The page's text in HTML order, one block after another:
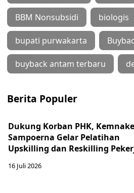
BBM Nonsubsidi biologis
bupati purwakarta
buyback antam terbaru
Berita Populer
Dukung Korban PHK,
Sampoerna Gelar Pelatihan
Upskilling dan Reskilling
16 Juli 2026